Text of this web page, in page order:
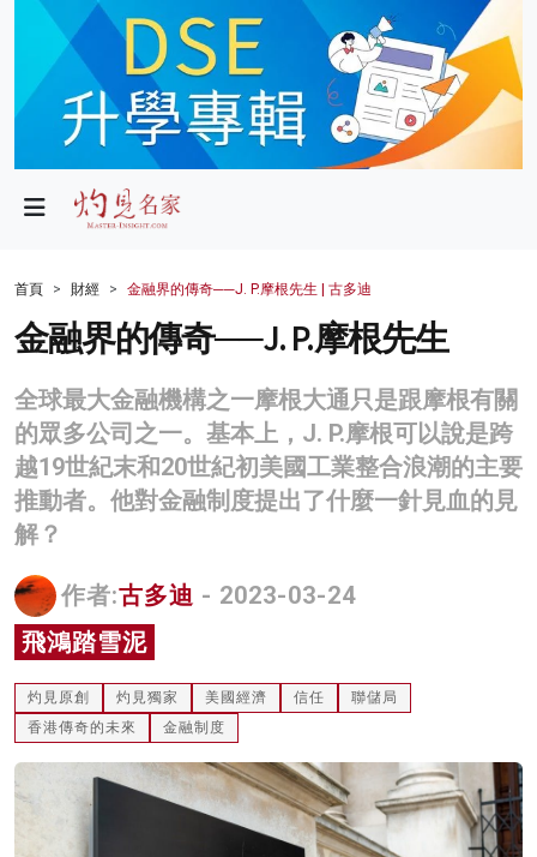
政局
財經
生活
商業
科技
影片
名家榜
灼見活動
首頁 財經 金融界的傳奇──J. P.摩根先生 | 古多迪
金融界的傳奇──J. P.摩根先生
全球最大金融機構之一摩根大通只是跟摩根有關
的眾多公司之一。基本上，J. P.摩根可以說是跨
越19世紀末和20世紀初美國工業整合浪潮的主要
推動者。他對金融制度提出了什麼一針見血的見
解？
作者:古多迪 - 2023-03-24
飛鴻踏雪泥
灼見原創 灼見獨家 美國經濟 信任
聯儲局
香港傳奇的未來
金融制度